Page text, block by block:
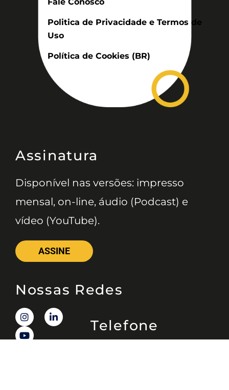
Politica de Privacidade e Termos de
Uso
Política de Cookies (BR)
Assinatura
Disponível nas versões: impresso
mensal, on-line, áudio (Podcast) e
vídeo (YouTube).
ASSINE
Nossas Redes
Telefone